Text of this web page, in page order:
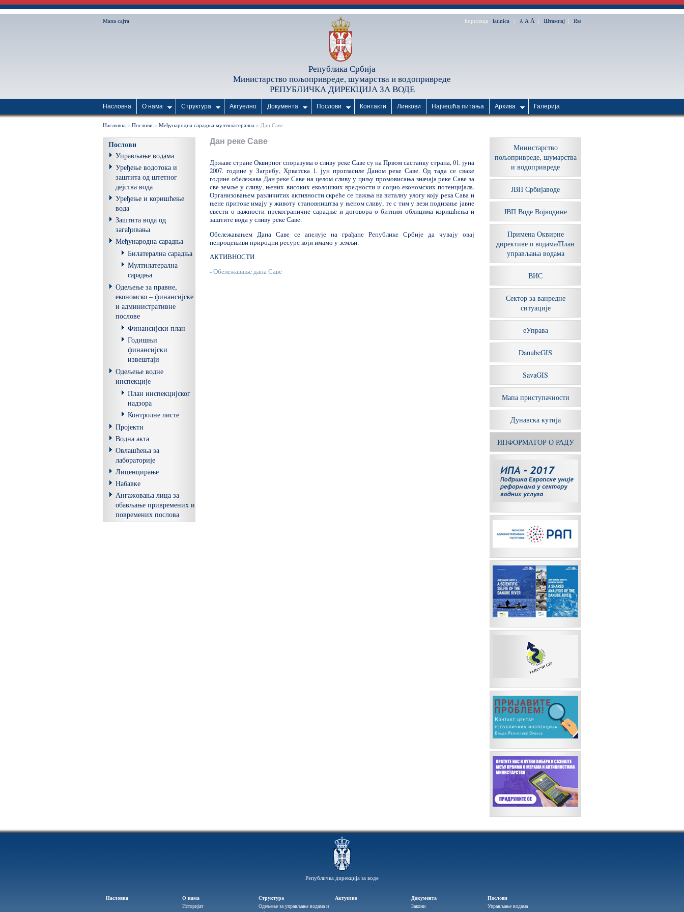
Мапа сајта ћирилица latinica | A A A | Штампај | Rss
Република Србија
Министарство пољопривреде, шумарства и водопривреде
РЕПУБЛИЧКА ДИРЕКЦИЈА ЗА ВОДЕ
Насловна О нама Структура Актуелно Документа Послови Контакти Линкови Најчешћа питања Архива Галерија
Насловна » Послови » Међународна сарадња мултилатерална » Дан Саве
Послови
Управљање водама
Уређење водотока и
заштита од штетног
дејства вода
Уређење и коришћење
вода
Заштита вода од
загађивања
Међународна сарадња
Билатерална сарадња
Мултилатерална
сарадња
Одељење за правне,
економско – финансијске
и административне
послове
Финансијски план
Годишњи
финансијски
извештаји
Одељење водне
инспекције
План инспекцијског
надзора
Контролне листе
Пројекти
Водна акта
Овлашћења за
лабораторије
Лиценцирање
Набавке
Ангажовања лица за
обављање привремених и
повремених послова
Дан реке Саве
Државе стране Оквирног споразума о сливу реке Саве су на Првом састанку страна, 01. јуна
2007. године у Загребу, Хрватска 1. јун прогласиле Даном реке Саве. Од тада се сваке
године обележава Дан реке Саве на целом сливу у циљу промовисања значаја реке Саве за
све земље у сливу, њених високих еколошких вредности и социо-економских потенцијала.
Организовањем различитих активности скреће се пажња на виталну улогу коју река Сава и
њене притоке имају у животу становништва у њеном сливу, те с тим у вези подизање јавне
свести о важности прекограничне сарадње и договора о битним облицима коришћења и
заштите вода у сливу реке Саве.
Обележавањем Дана Саве се апелује на грађане Републике Србије да чувају овај
непроцењиви природни ресурс који имамо у земљи.
АКТИВНОСТИ
- Обележавање дана Саве
Министарство
пољопривреде, шумарства
и водопривреде
ЈВП Србијаводе
ЈВП Воде Војводине
Примена Оквирне
директиве о водама/План
управљања водама
ВИС
Сектор за ванредне
ситуације
еУправа
DanubeGIS
SavaGIS
Мапа приступачности
Дунавска кутија
ИНФОРМАТОР О РАДУ
Републичка дирекција за воде
Насловна
О нама
Историјат
Структура
Одељење за управљање водама и
Актуелно
Документа
Закони
Послови
Управљање водама